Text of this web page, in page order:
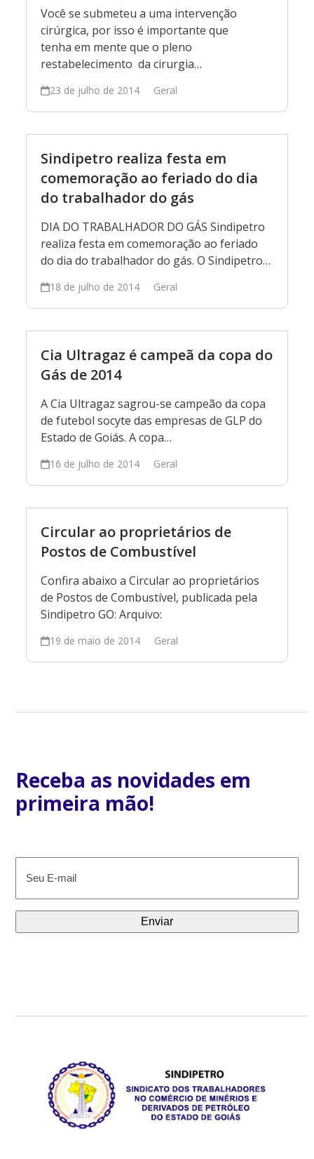
Você se submeteu a uma intervenção
cirúrgica, por isso é importante que
tenha em mente que o pleno
restabelecimento da cirurgia…
23 de julho de 2014 Geral
Sindipetro realiza festa em
comemoração ao feriado do dia
do trabalhador do gás
DIA DO TRABALHADOR DO GÁS Sindipetro
realiza festa em comemoração ao feriado
do dia do trabalhador do gás. O Sindipetro…
18 de julho de 2014 Geral
Cia Ultragaz é campeã da copa do
Gás de 2014
A Cia Ultragaz sagrou-se campeão da copa
de futebol socyte das empresas de GLP do
Estado de Goiás. A copa…
16 de julho de 2014 Geral
Circular ao proprietários de
Postos de Combustível
Confira abaixo a Circular ao proprietários
de Postos de Combustível, publicada pela
Sindipetro GO: Arquivo:
19 de maio de 2014 Geral
Receba as novidades em
primeira mão!
mail
(obrigatório)